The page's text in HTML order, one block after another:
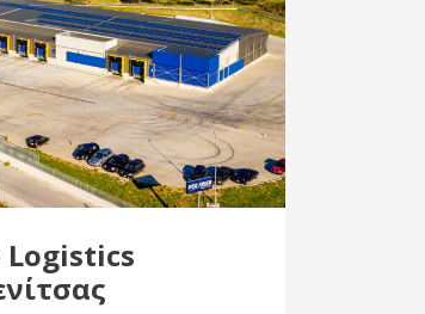
Logistics